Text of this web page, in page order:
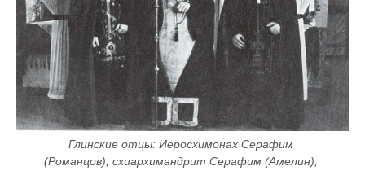
Глинские отцы: Иеросхимонах Серафим
(Романцов), схиархимандрит Серафим (Амелин),